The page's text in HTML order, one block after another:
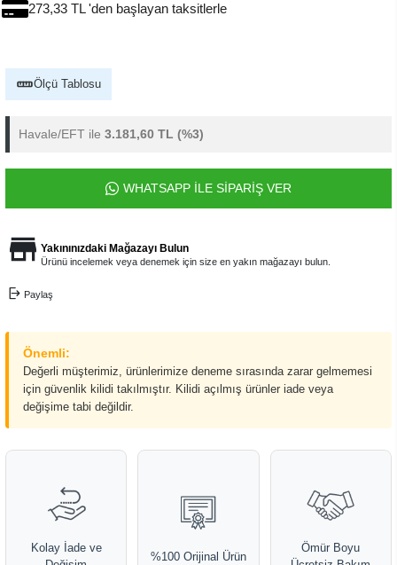
273,33 TL 'den başlayan taksitlerle
Ölçü Tablosu
Havale/EFT ile 3.181,60 TL (%3)
WHATSAPP İLE SİPARİŞ VER
Yakınınızdaki Mağazayı Bulun
Ürünü incelemek veya denemek için size en yakın mağazayı bulun.
Paylaş
Önemli:
Değerli müşterimiz, ürünlerimize deneme sırasında zarar gelmemesi
için güvenlik kilidi takılmıştır. Kilidi açılmış ürünler iade veya
değişime tabi değildir.
Kolay İade ve
%100 Orijinal Ürün
Ömür Boyu